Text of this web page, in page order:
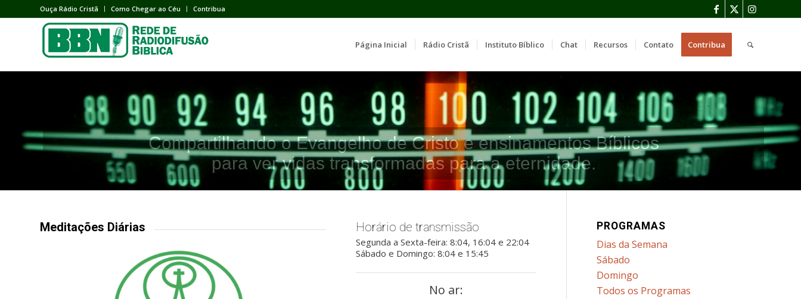
Ouça Rádio Cristã Como Chegar ao Céu Contribua
Página Inicial Rádio Cristã Instituto Bíblico Chat Recursos Contato Contribua
Compartilhando o Evangelho de Cristo e ensinamentos Bíblicos
para ver vidas transformadas para a eternidade.
Meditações Diárias Horário de transmissão
Segunda a Sexta-feira: 8:04, 16:04 e 22:04
Sábado e Domingo: 8:04 e 15:45
No ar:
PROGRAMAS
Dias da Semana
Sábado
Domingo
Todos os Programas